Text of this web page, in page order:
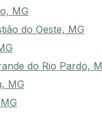
MG
do Oeste, MG
do Rio Pardo,
MG